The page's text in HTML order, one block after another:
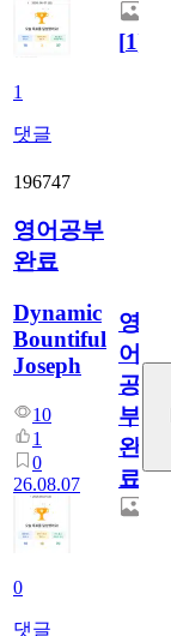
1
댓글
[1]
196747
영어공부
완료
Dynamic
Bountiful
Joseph
10
1
0
26.08.07
0
댓글
영
어
공
부
완
료